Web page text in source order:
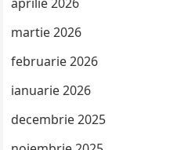
martie 2026
februarie 2026
ianuarie 2026
decembrie 2025